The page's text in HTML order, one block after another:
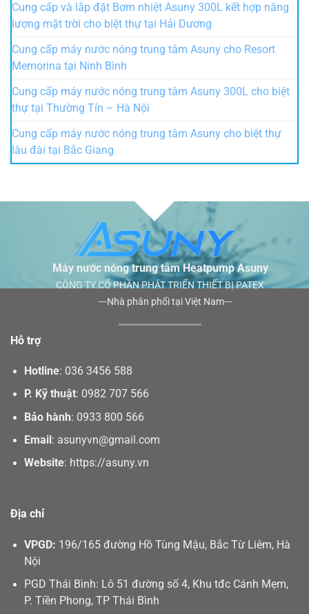
Cung cấp và lắp đặt Bơm nhiệt Asuny 300L kết hợp năng
lượng mặt trời cho biệt thự tại Hải Dương
Cung cấp máy nước nóng trung tâm Asuny cho Resort
Memorina tại Ninh Bình
Cung cấp máy nước nóng trung tâm Asuny 300L cho biệt
thự tại Thường Tín – Hà Nội
Cung cấp máy nước nóng trung tâm Asuny cho biệt thự
lâu đài tại Bắc Giang
Máy nước nóng trung tâm Heatpump Asuny
CÔNG TY CỔ PHẦN PHÁT TRIỂN THIẾT BỊ PATEX
---Nhà phân phối tại Việt Nam---
Hỗ trợ
Hotline: 036 3456 588
P. Kỹ thuật: 0982 707 566
Bảo hành: 0933 800 566
Email : asunyvn@gmail.com
Website: https://asuny.vn
Địa chỉ
VPGD: 196/165 đường Hồ Tùng Mậu, Bắc Từ Liêm, Hà
Nội
PGD Thái Bình: Lô 51 đường số 4, Khu tđc Cánh Mẹm,
P. Tiền Phong, TP Thái Bình